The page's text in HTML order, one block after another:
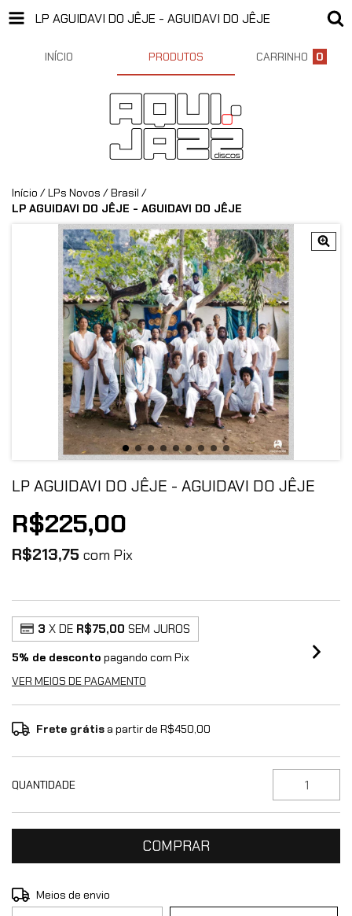
LP AGUIDAVI DO JÊJE - AGUIDAVI DO JÊJE
INÍCIO PRODUTOS CARRINHO 0
Início /LPs Novos /Brasil /
LP AGUIDAVI DO JÊJE - AGUIDAVI DO JÊJE
LP AGUIDAVI DO JÊJE - AGUIDAVI DO JÊJE
R$225,00
R$213,75 com Pix
3 X DE R$75,00 SEM JUROS
5% de desconto pagando com Pix
VER MEIOS DE PAGAMENTO
Frete grátisa partir deR$450,00
QUANTIDADE
Entregas para o CEP:
Meios de envio